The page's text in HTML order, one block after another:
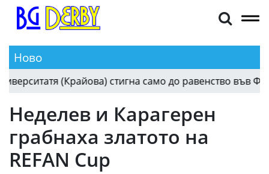
Ново
21:29 След разочарованието срещу Левски,
Неделев и Карагерен
грабнаха златото на
REFAN Cup